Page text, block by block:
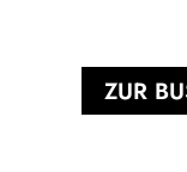
ZUR